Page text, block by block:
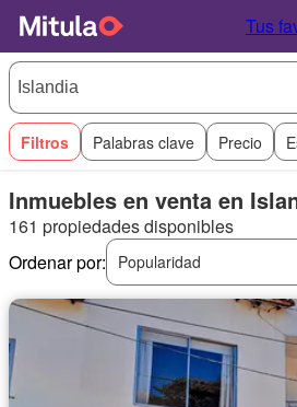
Tus
Filtros Palabras clave Precio
Inmuebles en venta en
161 propiedades disponibles
Ordenar por:
Popularidad